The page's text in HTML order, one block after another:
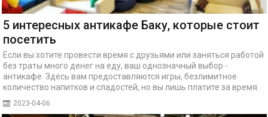
5 интересных антикафе Баку, которые стоит
посетить
Если вы хотите провести время с друзьями или заняться работой
без траты много денег на еду, ваш однозначный выбор -
антикафе. Здесь вам предоставляются игры, безлимитное
количество напитков и сладостей, но вы лишь платите за время.
2023-04-06